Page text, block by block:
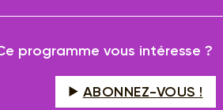
programme vous intéresse ?
ABONNEZ-VOUS !